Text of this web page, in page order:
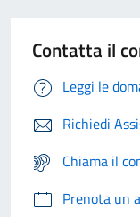
Contatta il
Leggi le
Richiedi
Chiama il
Prenota un